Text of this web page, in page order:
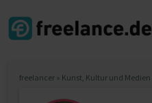
freelancer » Kunst, Kultur und Medien